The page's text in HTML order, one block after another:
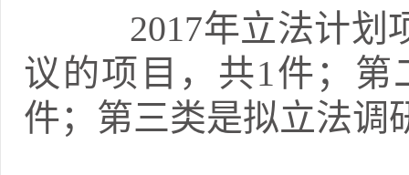
2017年立法计划项
议的项目，共1件；
件；第三类是拟立法调